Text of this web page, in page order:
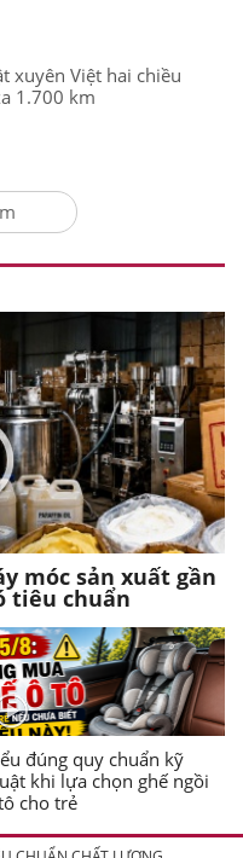
xuyên Việt hai chiều
1.700 km
móc sản xuất gần
tiêu chuẩn
đúng quy chuẩn kỹ
khi lựa chọn ghế ngồi
cho trẻ